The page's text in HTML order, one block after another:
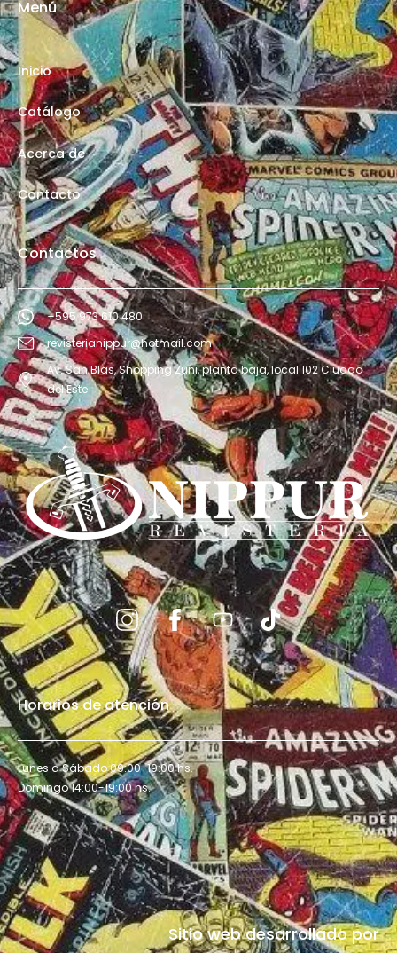
Menú
Inicio
Catálogo
Acerca de
Contacto
Contactos
+595 973 610 480
revisterianippur@hotmail.com
Av. San Blás, Shopping Zuni, planta baja, local 102 Ciudad
del Este
Horarios de atención
Lunes a Sábado 09:00-19:00 hs.
Domingo 14:00-19:00 hs.
Sitio web desarrollado por